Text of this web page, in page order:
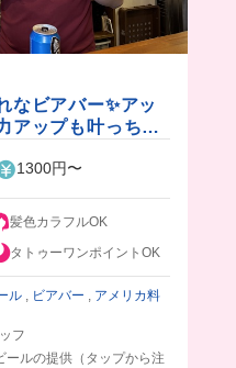
なビアバー✨アッ
アップも叶っちゃ
1300円〜
髪色カラフルOK
タトゥーワンポイントOK
ル , ビアバー , アメリカ料
フ
ルの提供（タップから注